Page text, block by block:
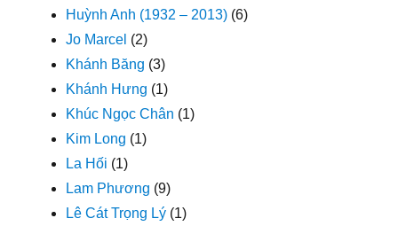
Huỳnh Anh (1932 – 2013) (6)
Jo Marcel (2)
Khánh Băng (3)
Khánh Hưng (1)
Khúc Ngọc Chân (1)
Kim Long (1)
La Hối (1)
Lam Phương (9)
Lê Cát Trọng Lý (1)